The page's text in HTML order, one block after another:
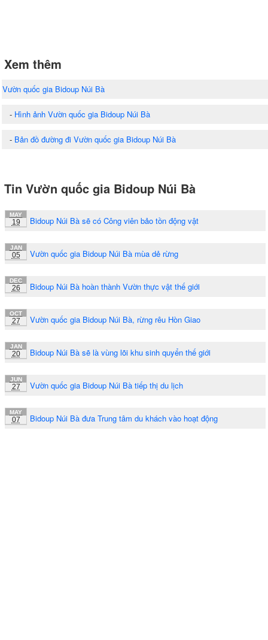
Xem thêm
Vườn quốc gia Bidoup Núi Bà
- Hình ảnh Vườn quốc gia Bidoup Núi Bà
- Bản đồ đường đi Vườn quốc gia Bidoup Núi Bà
Tin Vườn quốc gia Bidoup Núi Bà
MAY
19 Bidoup Núi Bà sẽ có Công viên bảo tồn động vật
JAN
05 Vườn quốc gia Bidoup Núi Bà mùa dẻ rừng
DEC
26 Bidoup Núi Bà hoàn thành Vườn thực vật thế giới
OCT
27 Vườn quốc gia Bidoup Núi Bà, rừng rêu Hòn Giao
JAN
20 Bidoup Núi Bà sẽ là vùng lõi khu sinh quyển thế giới
JUN
27 Vườn quốc gia Bidoup Núi Bà tiếp thị du lịch
MAY
07 Bidoup Núi Bà đưa Trung tâm du khách vào hoạt động